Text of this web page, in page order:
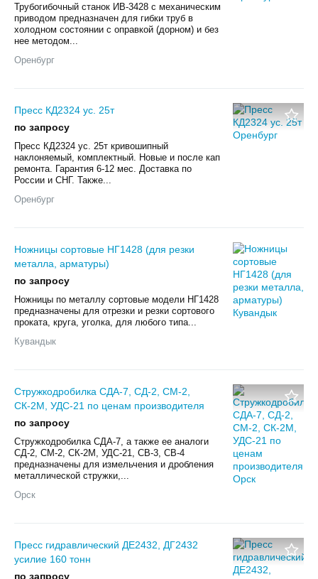
Трубогибочный станок ИВ-3428 с механическим
приводом предназначен для гибки труб в
холодном состоянии с оправкой (дорном) и без
нее методом...
Оренбург
Пресс КД2324 ус. 25т
по запросу
Пресс КД2324 ус. 25т кривошипный
наклоняемый, комплектный. Новые и после кап
ремонта. Гарантия 6-12 мес. Доставка по
России и СНГ. Также...
Оренбург
Ножницы сортовые НГ1428 (для резки
металла, арматуры)
по запросу
Ножницы по металлу сортовые модели НГ1428
предназначены для отрезки и резки сортового
проката, круга, уголка, для любого типа...
Кувандык
Стружкодробилка СДА-7, СД-2, СМ-2,
СК-2М, УДС-21 по ценам производителя
по запросу
Стружкодробилка СДА-7, а также ее аналоги
СД-2, СМ-2, СК-2М, УДС-21, СВ-3, СВ-4
предназначены для измельчения и дробления
металлической стружки,...
Орск
Пресс гидравлический ДЕ2432, ДГ2432
усилие 160 тонн
по запросу